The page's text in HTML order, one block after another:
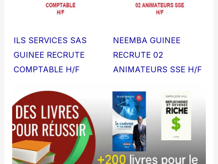
ILS SERVICES SAS
GUINEE RECRUTE
COMPTABLE H/F
NEEMBA GUINEE
RECRUTE 02
ANIMATEURS SSE H/F